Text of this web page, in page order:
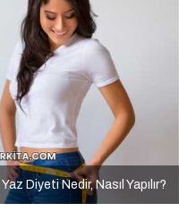
Yaz Diyeti Nedir, Nasıl Yapılır?